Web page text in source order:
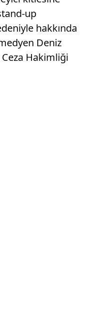
up
hakkında
Deniz
Hakimliği